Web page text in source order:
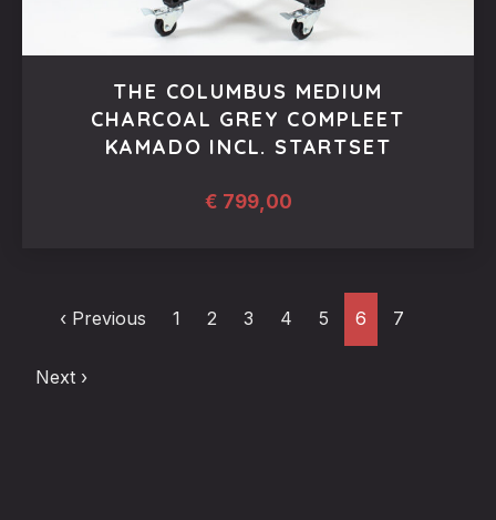
THE COLUMBUS MEDIUM
CHARCOAL GREY COMPLEET
KAMADO INCL. STARTSET
€ 799,00
‹ Previous 1 2 3 4 5 6 7
Next ›